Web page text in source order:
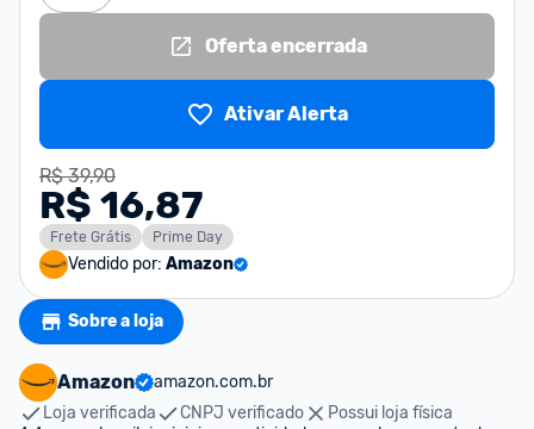
Oferta encerrada
Ativar Alerta
R$ 39,90
R$ 16,87
Frete Grátis Prime Day
Vendido por: Amazon
Sobre a loja
Amazon
amazon.com.br
Loja verificada
CNPJ verificado
Possui loja física